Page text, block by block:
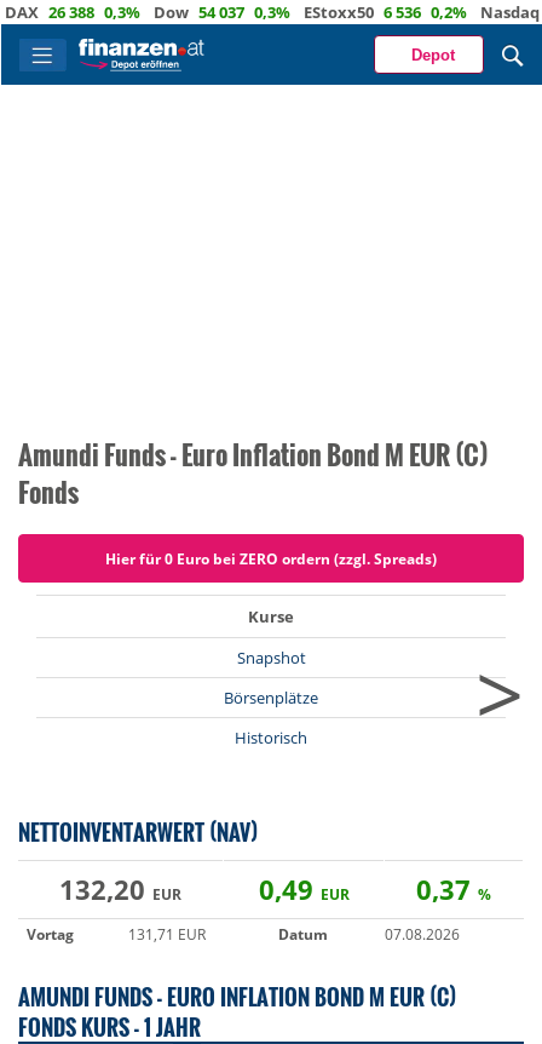
26 388 0,3% Dow 54 037 0,3% EStoxx50 6 536 0,2% Nasdaq 29
Depot
Amundi Funds - Euro Inflation Bond M EUR (C)
Fonds
Hier für 0 Euro bei ZERO ordern (zzgl. Spreads)
Kurse
Snapshot
Börsenplätze
Historisch
>
NETTOINVENTARWERT (NAV)
132,20 EUR 0,49 EUR 0,37 %
Vortag
131,71 EUR Datum 07.08.2026
AMUNDI FUNDS - EURO INFLATION BOND M EUR (C)
FONDS KURS - 1 JAHR